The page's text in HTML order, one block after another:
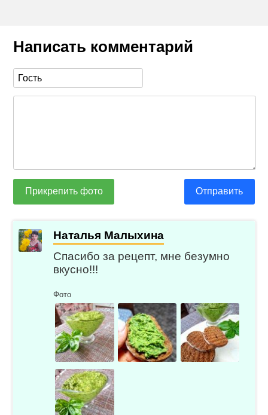
Написать комментарий
Прикрепить фото Отправить
Наталья Малыхина
Спасибо за рецепт, мне безумно
вкусно!!!
Фото